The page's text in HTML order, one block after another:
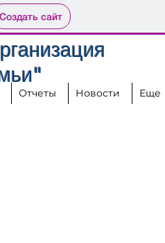
Создать сайт
Отчеты Новости Еще